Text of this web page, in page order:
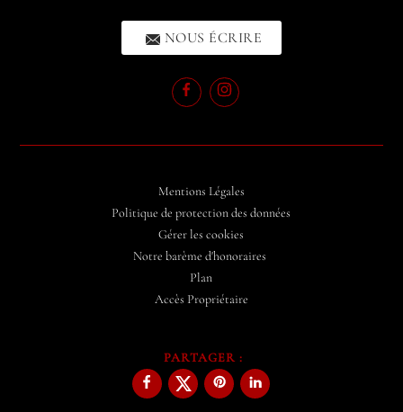
NOUS ÉCRIRE
Mentions Légales
Politique de protection des données
Gérer les cookies
Notre barème d'honoraires
Plan
Accès Propriétaire
PARTAGER :